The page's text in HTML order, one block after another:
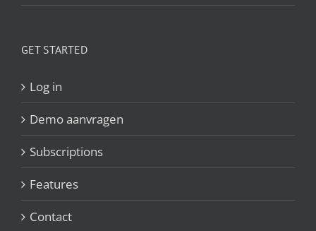
GET STARTED
Log in
Demo aanvragen
Subscriptions
Features
Contact